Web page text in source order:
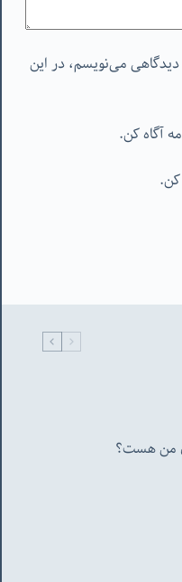
دیدگاهی می‌نویسم، در این
آگاه کن.
کن.
من هست؟